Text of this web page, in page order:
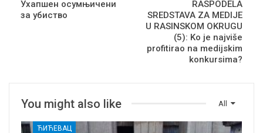
Ухапшен осумњичени
за убиство
RASPODELA
SREDSTAVA ZA MEDIJE
U RASINSKOM OKRUGU
(5): Ko je najviše
profitirao na medijskim
konkursima?
All
You might also like
ЋИЋЕВАЦ